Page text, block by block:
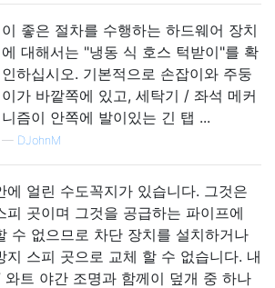
이 좋은 절차를 수행하는 하드웨어 장치
에 대해서는 "냉동 식 호스 턱받이"를 확
인하십시오. 기본적으로 손잡이와 주둥
이가 바깥쪽에 있고, 세탁기 / 좌석 메커
니즘이 안쪽에 발이있는 긴 탭 ...
— DJohnM
에 얼린 수도꼭지가 있습니다. 그것은
피 곳이며 그것을 공급하는 파이프에
수 없으므로 차단 장치를 설치하거나
지 스피 곳으로 교체 할 수 없습니다. 내
와트 야간 조명과 함께이 덮개 중 하나